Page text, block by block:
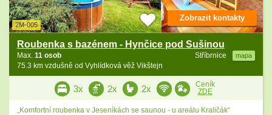
2M-005
Roubenka s bazénem - Hynčice pod Sušinou
Stříbrnice mapa
Max. 11 osob
75.3 km vzdušně od Vyhlídková věž Vikštejn
Zobrazit kontakty
3x 2x 2x
Ceník
ZDE
„Komfortní roubenka v Jeseníkách se saunou - u areálu Kraličák“